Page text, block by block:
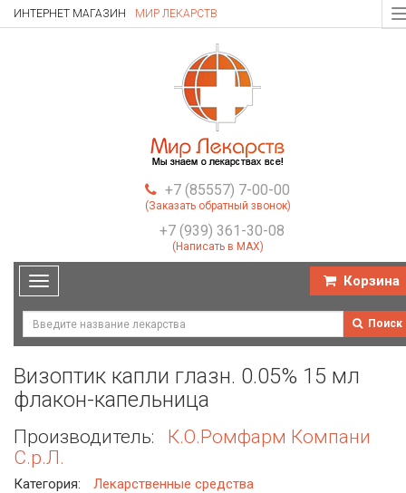
ИНТЕРНЕТ МАГАЗИН МИР ЛЕКАРСТВ
+7 (85557) 7-00-00
(Заказать обратный звонок)
+7 (939) 361-30-08
(Написать в MAX)
Toggle
navigation
Корзина
Поиск
Визоптик капли глазн. 0.05% 15 мл
флакон-капельница
Производитель:
К.О.Ромфарм Компани
С.р.Л.
Категория: Лекарственные средства